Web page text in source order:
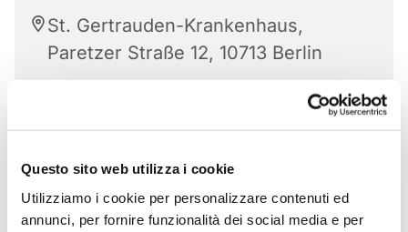
Questo sito web utilizza i cookie
Utilizziamo i cookie per personalizzare contenuti ed
annunci, per fornire funzionalità dei social media e per
St. Gertrauden-Krankenhaus,
Paretzer Straße 12, 10713 Berlin